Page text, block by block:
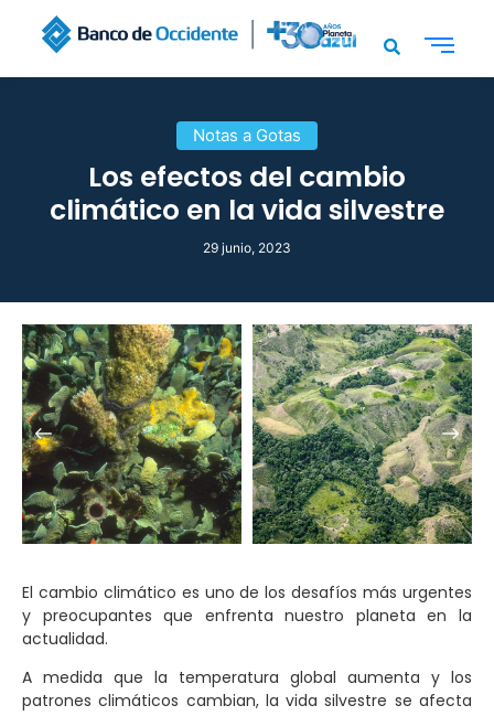
Notas a Gotas
Los efectos del cambio
climático en la vida silvestre
29 junio, 2023
El cambio climático es uno de los desafíos más urgentes
y preocupantes que enfrenta nuestro planeta en la
actualidad.
A medida que la temperatura global aumenta y los
patrones climáticos cambian, la vida silvestre se afecta